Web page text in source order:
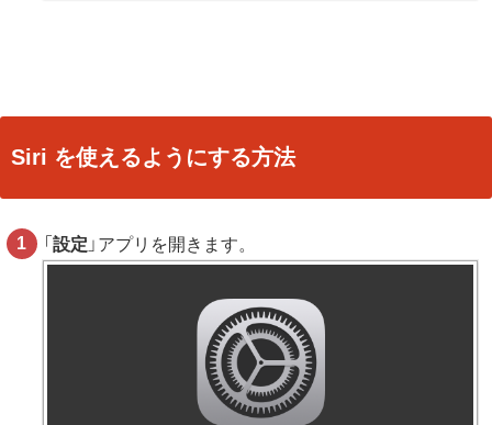
Siri を使えるようにする方法
「設定 」アプリを開きます。